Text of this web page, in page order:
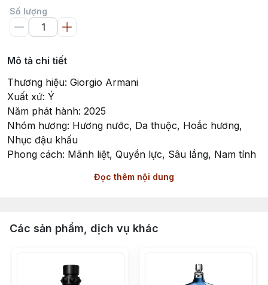
Số lượng
Mô tả chi tiết
Thương hiệu: Giorgio Armani
Xuất xứ: Ý
Năm phát hành: 2025
Nhóm hương: Hương nước, Da thuộc, Hoắc hương,
Nhục đậu khấu
Phong cách: Mãnh liệt, Quyền lực, Sâu lắng, Nam tính
Acqua di Giò Elixir by Giorgio Armani - Sức Mạnh
Acqua di Giò Elixir là chương mới nhất và mãnh liệt nhất
được ra mắt vào năm 2025. Dưới bàn tay của huyền
thoại Alberto Morillas – cha đẻ của dòng hương gốc,
Đọc thêm nội dung
Các sản phẩm, dịch vụ khác